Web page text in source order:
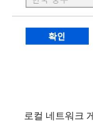
로컬 네트워크